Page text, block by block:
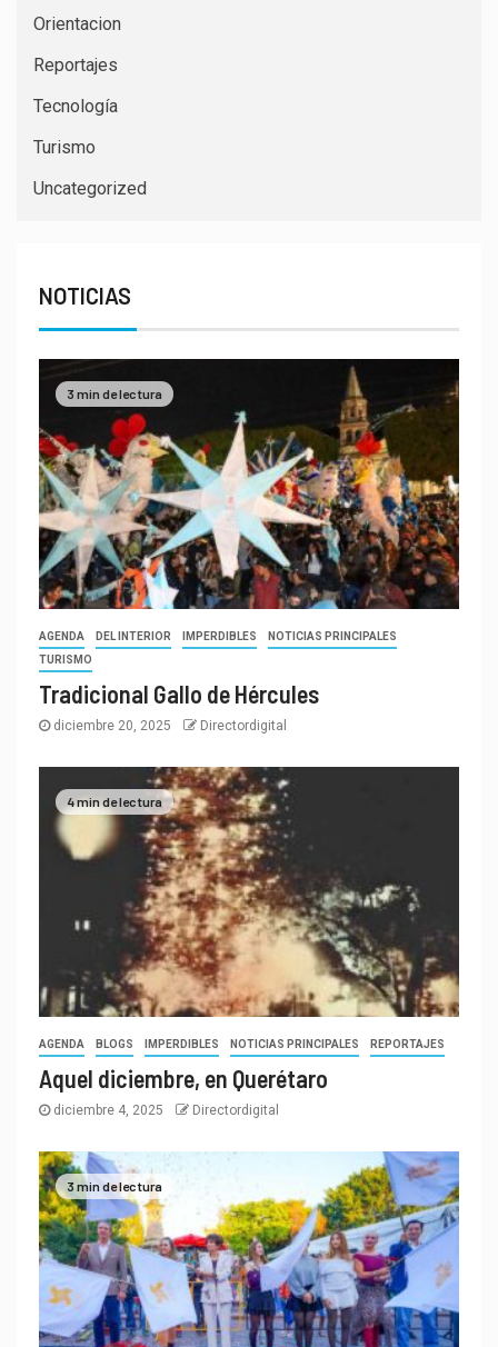
Orientacion
Reportajes
Tecnología
Turismo
Uncategorized
NOTICIAS
3 min de lectura
AGENDA DEL INTERIOR IMPERDIBLES
NOTICIAS PRINCIPALES
TURISMO
Tradicional Gallo de Hércules
diciembre 20, 2025 Directordigital
4 min de lectura
AGENDA BLOGS IMPERDIBLES NOTICIAS PRINCIPALES REPORTAJES
Aquel diciembre, en Querétaro
diciembre 4, 2025 Directordigital
3 min de lectura